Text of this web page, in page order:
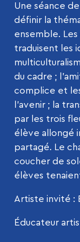
Une séance
définir la
ensemble.
traduisent les
du cadre ;
complice et
l’avenir ; la
par les trois
élève allongé
partagé. Le
coucher de
élèves
Artiste invité :
Éducateur